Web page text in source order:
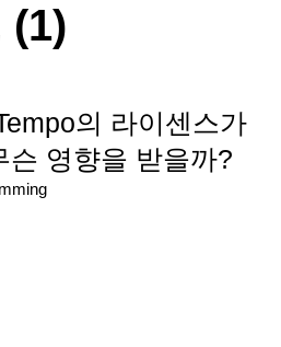
(1)
의 라이센스가
슨 영향을 받을까?